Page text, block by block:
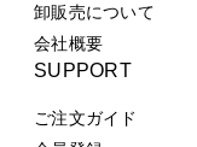
卸販売について
会社概要
SUPPORT
ご注文ガイド